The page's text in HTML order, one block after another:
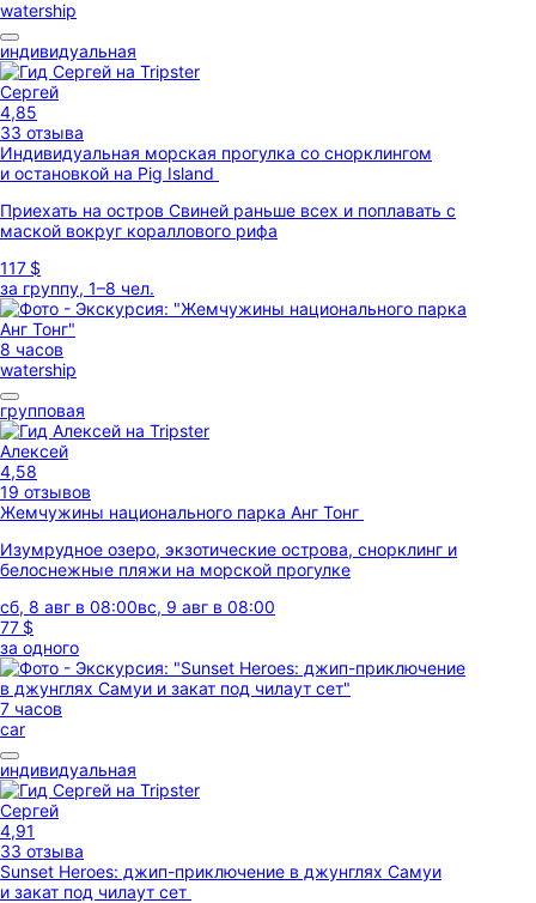
watership
индивидуальная
Сергей
4,85
33 отзыва
Индивидуальная морская прогулка со снорклингом
и остановкой на Pig Island
Приехать на остров Свиней раньше всех и поплавать с
маской вокруг кораллового рифа
117 $
за группу, 1–8 чел.
8 часов
watership
групповая
Алексей
4,58
19 отзывов
Жемчужины национального парка Анг Тонг
Изумрудное озеро, экзотические острова, снорклинг и
белоснежные пляжи на морской прогулке
сб, 8 авг в 08:00вс, 9 авг в 08:00
77 $
за одного
7 часов
car
индивидуальная
Сергей
4,91
33 отзыва
Sunset Heroes: джип-приключение в джунглях Самуи
и закат под чилаут сет